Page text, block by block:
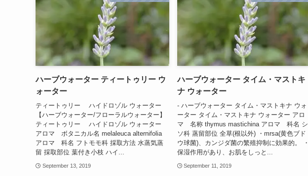
ハーブウォーター ティートゥリー ウ
ォーター
ティートゥリー ハイドロゾル ウォーター
【ハーブウォーター/フローラルウォーター】
ティートゥリー ハイドロゾル ウォーター
アロマ ボタニカル名 melaleuca alternifolia
アロマ 科名 フトモモ科 採取方法 水蒸気蒸
留 採取部位 葉付き小枝 ハイ...
September 13, 2019
ハーブウォーター タイム・マストキ
ナ ウォーター
- ハーブウォーター タイム・マストキナ ウォ
ーター タイム・マストキナ ウォーター アロ
マ 名称 thymus mastichina アロマ 科名 シ
ソ科 蒸留部位 全草(根以外) ・mrsa(黄色ブド
ウ球菌)、カンジダ菌の繁殖抑制に効果的。 ・
保湿作用があり、お肌をしっと...
September 11, 2019